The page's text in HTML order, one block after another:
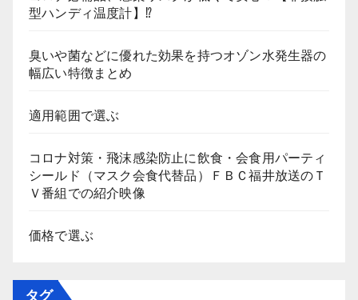
型ハンディ温度計】⁉
臭いや菌などに優れた効果を持つオゾン水発生器の
幅広い特徴まとめ
適用範囲で選ぶ
コロナ対策・飛沫感染防止に飲食・会食用パーティ
シールド（マスク会食代替品）ＦＢＣ福井放送のＴ
Ｖ番組での紹介映像
価格で選ぶ
タグ